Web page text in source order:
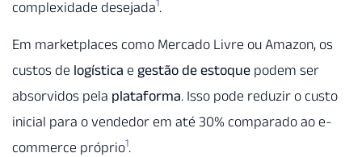
complexidade desejada1.
Em marketplaces como Mercado Livre ou Amazon, os
custos de logística e gestão de estoque podem ser
absorvidos pela plataforma. Isso pode reduzir o custo
inicial para o vendedor em até 30% comparado ao e-
commerce próprio1.